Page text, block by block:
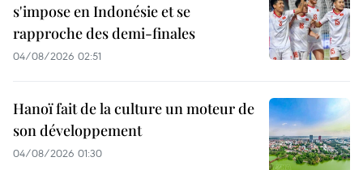
s'impose en Indonésie et se
rapproche des demi-finales
04/08/2026 02:51
Hanoï fait de la culture un moteur de
son développement
04/08/2026 01:30